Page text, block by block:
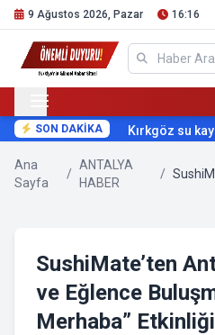
9 Ağustos 2026, Pazar 16:16
SON DAKİKA Kırkgöz su
Ana
Sayfa
/
ANTALYA
HABER
/
SushiMate’ten
ve Eğlence
Merhaba”